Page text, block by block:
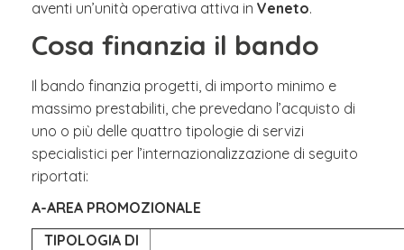
aventi un’unità operativa attiva in Veneto.
Cosa finanzia il bando
Il bando finanzia progetti, di importo minimo e
massimo prestabiliti, che prevedano l’acquisto di
uno o più delle quattro tipologie di servizi
specialistici per l’internazionalizzazione di seguito
riportati:
A-AREA PROMOZIONALE
TIPOLOGIA DI